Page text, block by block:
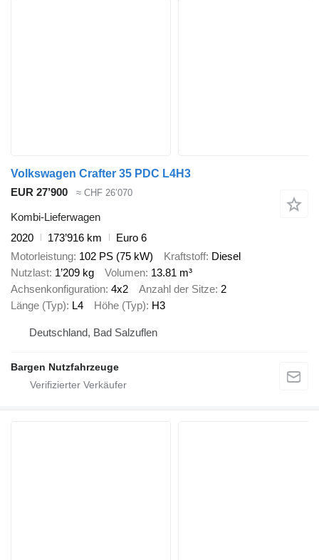
Volkswagen Crafter 35 PDC L4H3
EUR 27’900
≈ CHF 26’070
Kombi-Lieferwagen
2020
173’916 km
Euro 6
Motorleistung 102 PS (75 kW) Kraftstoff Diesel
Nutzlast 1’209 kg Volumen 13.81 m³
Achsenkonfiguration 4x2 Anzahl der Sitze 2
Länge (Typ) L4 Höhe (Typ) H3
Deutschland, Bad Salzuflen
Bargen Nutzfahrzeuge